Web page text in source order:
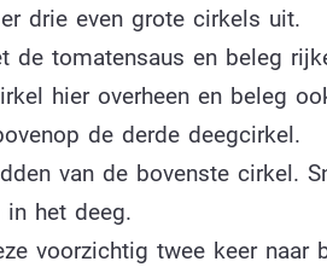
drie even grote cirkels uit.
de tomatensaus en beleg
hier overheen en beleg
de derde deegcirkel.
van de bovenste cirkel.
het deeg.
voorzichtig twee keer naar